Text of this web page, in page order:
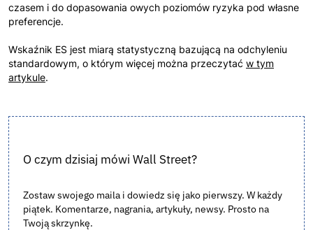
czasem i do dopasowania owych poziomów ryzyka pod własne
preferencje.
Wskaźnik ES jest miarą statystyczną bazującą na odchyleniu
standardowym, o którym więcej można przeczytać w tym
artykule.
O czym dzisiaj mówi Wall Street?
Zostaw swojego maila i dowiedz się jako pierwszy. W każdy
piątek. Komentarze, nagrania, artykuły, newsy. Prosto na
Twoją skrzynkę.